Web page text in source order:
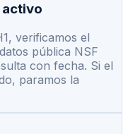
activo
verificamos el
pública NSF
con fecha. Si el
paramos la